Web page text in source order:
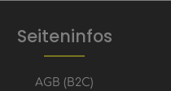
Seiteninfos
AGB (B2C)